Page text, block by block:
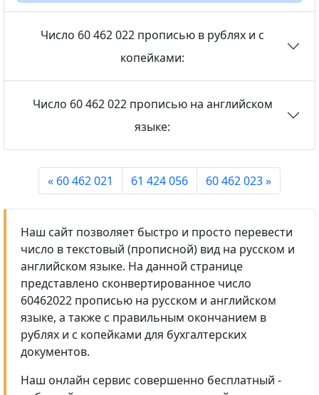
Число 60 462 022 прописью в рублях и с
копейками:
Число 60 462 022 прописью на английском
языке:
« 60 462 021 61 424 056 60 462 023 »
Наш сайт позволяет быстро и просто перевести
число в текстовый (прописной) вид на русском и
английском языке. На данной странице
представлено сконвертированное число
60462022 прописью на русском и английском
языке, а также с правильным окончанием в
рублях и с копейками для бухгалтерских
документов.
Наш онлайн сервис совершенно бесплатный -